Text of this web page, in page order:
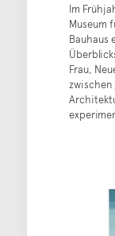
Im
Museum
Bauhaus
Frau,
zwischen